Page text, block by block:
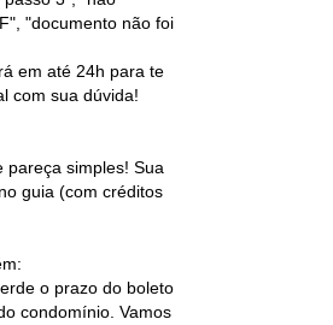
"documento não foi
em até 24h para te
com sua dúvida!
pareça simples! Sua
guia (com créditos
o prazo do boleto
condomínio. Vamos